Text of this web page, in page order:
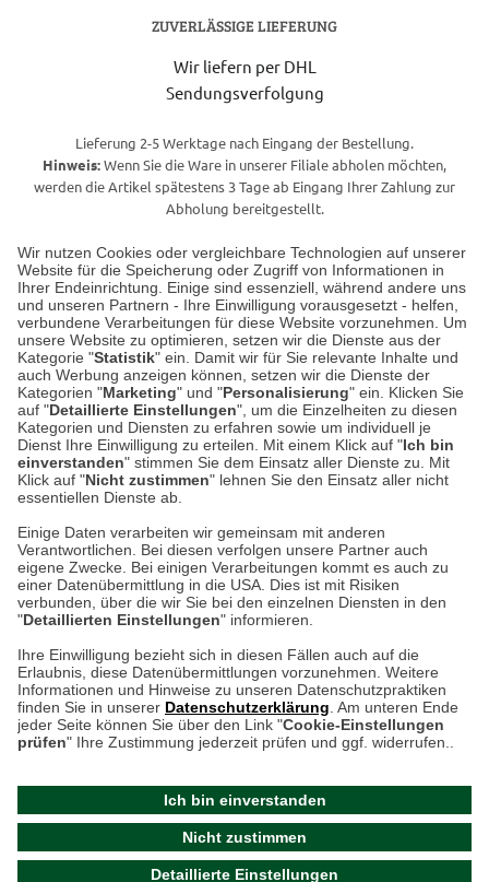
Wir nutzen Cookies oder vergleichbare Technologien auf unserer
Website für die Speicherung oder Zugriff von Informationen in
Ihrer Endeinrichtung. Einige sind essenziell, während andere uns
und unseren Partnern - Ihre Einwilligung vorausgesetzt - helfen,
verbundene Verarbeitungen für diese Website vorzunehmen. Um
unsere Website zu optimieren, setzen wir die Dienste aus der
Kategorie "Statistik" ein. Damit wir für Sie relevante Inhalte und
auch Werbung anzeigen können, setzen wir die Dienste der
Kategorien "Marketing" und "Personalisierung" ein. Klicken Sie
auf "Detaillierte Einstellungen", um die Einzelheiten zu diesen
Kategorien und Diensten zu erfahren sowie um individuell je
Dienst Ihre Einwilligung zu erteilen. Mit einem Klick auf "Ich bin
einverstanden" stimmen Sie dem Einsatz aller Dienste zu. Mit
Klick auf "Nicht zustimmen" lehnen Sie den Einsatz aller nicht
essentiellen Dienste ab.
Einige Daten verarbeiten wir gemeinsam mit anderen
Verantwortlichen. Bei diesen verfolgen unsere Partner auch
eigene Zwecke. Bei einigen Verarbeitungen kommt es auch zu
einer Datenübermittlung in die USA. Dies ist mit Risiken
verbunden, über die wir Sie bei den einzelnen Diensten in den
"Detaillierten Einstellungen" informieren.
Ihre Einwilligung bezieht sich in diesen Fällen auch auf die
Erlaubnis, diese Datenübermittlungen vorzunehmen. Weitere
Informationen und Hinweise zu unseren Datenschutzpraktiken
finden Sie in unserer Datenschutzerklärung . Am unteren Ende
jeder Seite können Sie über den Link "Cookie-Einstellungen
prüfen" Ihre Zustimmung jederzeit prüfen und ggf. widerrufen..
Ich bin einverstanden
Nicht zustimmen
Detaillierte Einstellungen
ZUVERLÄSSIGE LIEFERUNG
Wir liefern per DHL
Sendungsverfolgung
Lieferung 2-5 Werktage nach Eingang der Bestellung.
Hinweis:Wenn Sie die Ware in unserer Filiale abholen möchten,
werden die Artikel spätestens 3 Tage ab Eingang Ihrer Zahlung zur
Abholung bereitgestellt.
Unser Geschäft in Meckenheim
Auf dem Steinbüchel 6
53340 Meckenheim
Montag bis Samstag 9:00 Uhr bis 18:00 Uhr
weitere Information
Hier finden Sie uns im Netz
Kontakt
Umwelt und Entsorgung
Zur Echtheit von Bewertungen
Hinweisgeber-Schutzgesetz
Barrierefreiheit unserer Website
am 07.08.2026 um 23:24
2024 THE BRITISH SHOP
Versandhandel GmbH & Co. KG
Cookie-Einstellungen in Ihrem Browser
ACHTUNG!
Ihr Browser speichert aktuell keine Cookies!
Leider können Sie in diesem Fall unseren Online-Shop
Bitte stellen Sie sicher, dass Ihr Browser unsere funktionalen
Cookies für die Dauer Ihres Besuchs auf unserer Website